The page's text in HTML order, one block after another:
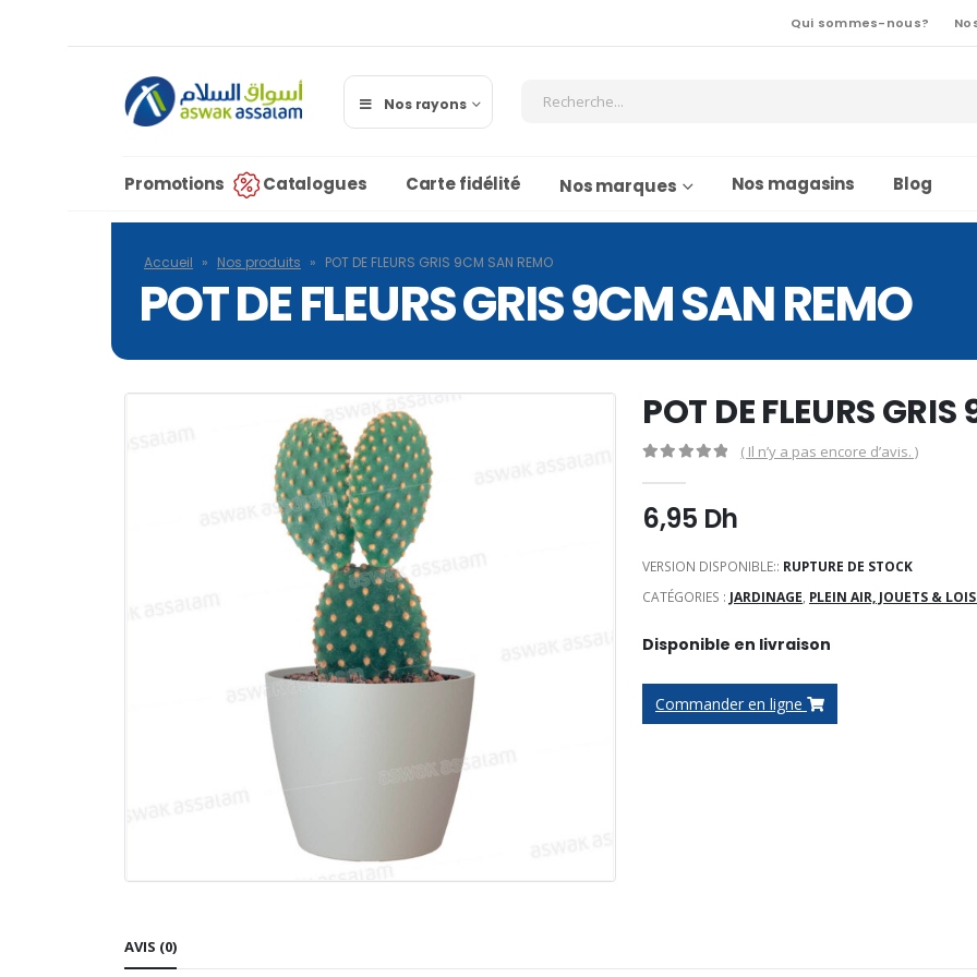
Qui sommes-nous?
Nos rayons
Promotions Catalogues Carte fidélité Nos marques Nos magasins Blog
Accueil » Nos produits » POT DE FLEURS GRIS 9CM SAN REMO
POT DE FLEURS GRIS 9CM SAN REMO
POT DE FLEURS
( Il n’y a pas encore d’avis. )
6,95 Dh
VERSION DISPONIBLE:: RUPTURE DE STOCK
CATÉGORIES : JARDINAGE, PLEIN AIR, JOUETS &
Disponible en livraison
Commander en ligne
AVIS (0)